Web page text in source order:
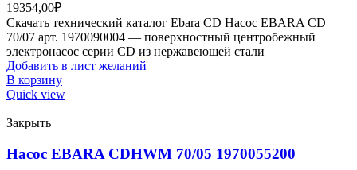
19354,00₽
Скачать технический каталог Ebara CD Насос EBARA CD
70/07 арт. 1970090004 — поверхностный центробежный
электронасос серии CD из нержавеющей стали
Добавить в лист желаний
В корзину
Quick view
Закрыть
Насос EBARA CDHWM 70/05 1970055200